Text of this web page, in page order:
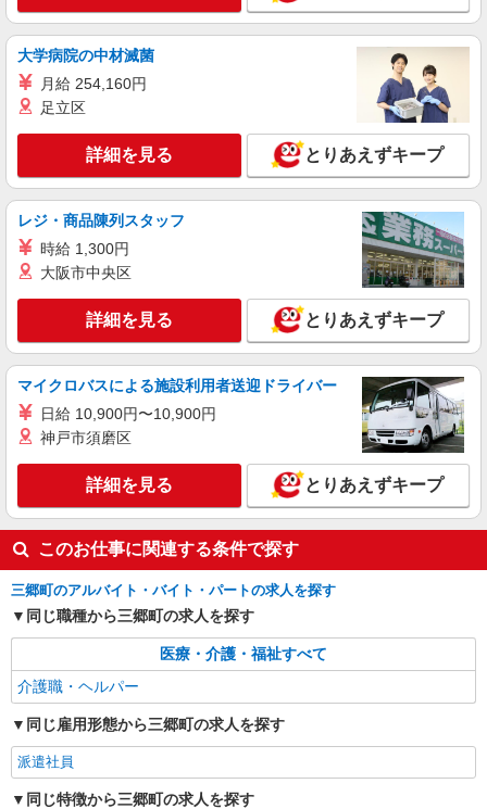
大学病院の中材滅菌
月給 254,160円
足立区
詳細を見る とりあえずキープ
レジ・商品陳列スタッフ
時給 1,300円
大阪市中央区
詳細を見る とりあえずキープ
マイクロバスによる施設利用者送迎ドライバー
日給 10,900円〜10,900円
神戸市須磨区
詳細を見る とりあえずキープ
このお仕事に関連する条件で探す
三郷町のアルバイト・バイト・パートの求人を探す
同じ職種から三郷町の求人を探す
医療・介護・福祉すべて
介護職・ヘルパー
同じ雇用形態から三郷町の求人を探す
派遣社員
同じ特徴から三郷町の求人を探す